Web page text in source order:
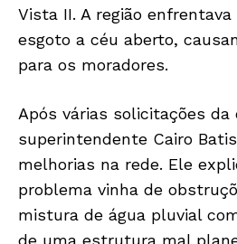
Vista II. A região
esgoto a céu aberto,
para os moradores.
Após várias solicitações da
superintendente Cairo
melhorias na rede. Ele
problema vinha de
mistura de água pluvial